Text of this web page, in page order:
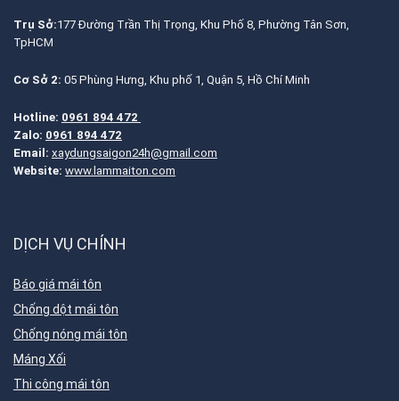
Trụ Sở:177 Đường Trần Thị Trọng, Khu Phố 8, Phường Tân Sơn,
TpHCM
Cơ Sở 2: 05 Phùng Hưng, Khu phố 1, Quận 5, Hồ Chí Minh
Hotline: 0961 894 472
Zalo: 0961 894 472
Email: xaydungsaigon24h@gmail.com
Website: www.lammaiton.com
DỊCH VỤ CHÍNH
Báo giá mái tôn
Chống dột mái tôn
Chống nóng mái tôn
Máng Xối
Thi công mái tôn